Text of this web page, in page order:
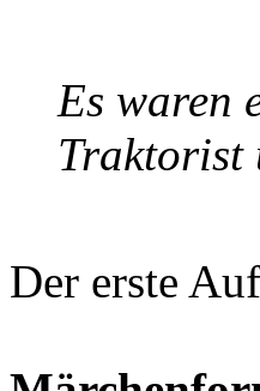
Es waren
Traktorist
Der erste